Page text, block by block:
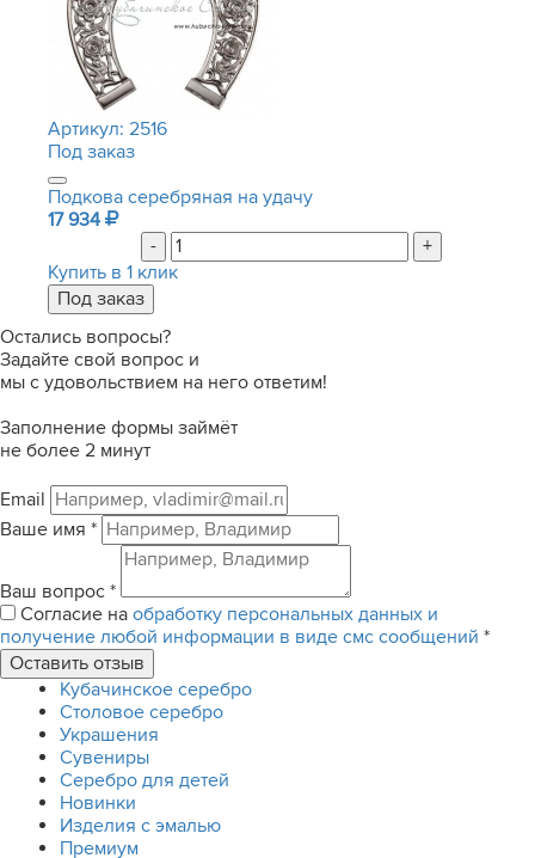
Артикул: 2516
Под заказ
Подкова серебряная на удачу
17 934
-
+
Купить в 1 клик
Остались вопросы?
Задайте свой вопрос и
мы с удовольствием на него ответим!
Заполнение формы займёт
не более 2 минут
Email
Ваше имя *
Ваш вопрос *
Согласие на обработку персональных данных и
получение любой информации в виде смс сообщений *
Кубачинское серебро
Столовое серебро
Украшения
Сувениры
Серебро для детей
Новинки
Изделия с эмалью
Премиум